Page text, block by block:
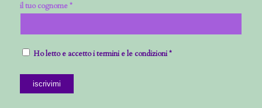
il tuo cognome *
Ho letto e accetto i termini e le condizioni *